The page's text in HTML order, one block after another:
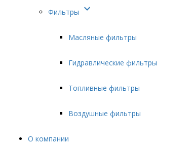
Фильтры 
Масляные фильтры
Гидравлические фильтры
Топливные фильтры
Воздушные фильтры
О компании